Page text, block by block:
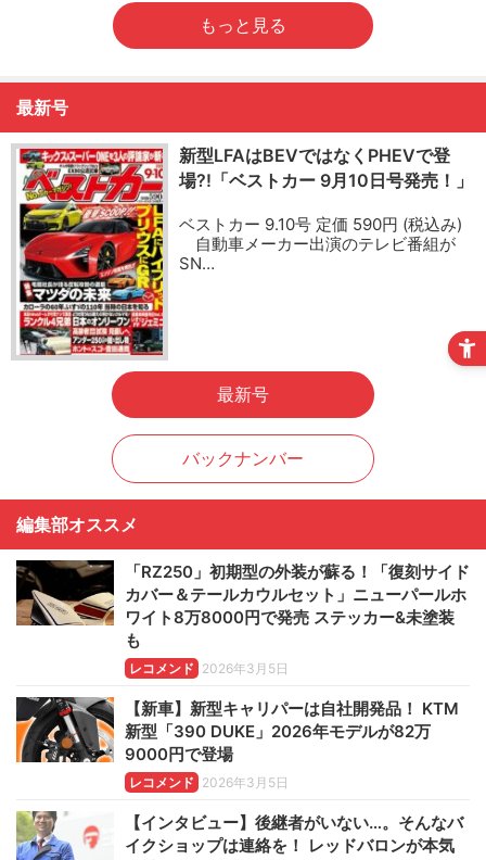
もっと見る
最新号
新型LFAはBEVではなくPHEVで登
場?!「ベストカー 9月10日号発売！」
ベストカー 9.10号 定価 590円 (税込み)
自動車メーカー出演のテレビ番組が
SN…
最新号
バックナンバー
編集部オススメ
「RZ250」初期型の外装が蘇る！「復刻サイド
カバー＆テールカウルセット」ニューパールホ
ワイト8万8000円で発売 ステッカー&未塗装
も
レコメンド 2026年3月5日
【新車】新型キャリパーは自社開発品！ KTM
新型「390 DUKE」2026年モデルが82万
9000円で登場
レコメンド 2026年3月5日
【インタビュー】後継者がいない…。そんなバ
イクショップは連絡を！ レッドバロンが本気